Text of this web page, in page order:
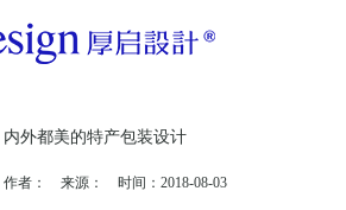
内外都美的特产包装设计
作者： 来源： 时间：2018-08-03